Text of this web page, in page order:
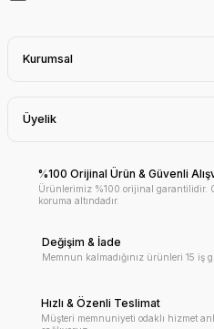
Kurumsal
Üyelik
%100 Orijinal Ürün & Güvenli
Ürünlerimiz %100 orijinal garantilidir.
koruma altındadır.
Değişim & İade
Memnun kalmadığınız ürünleri 15 iş
Hızlı & Özenli Teslimat
Müşteri memnuniyeti odaklı hizmet